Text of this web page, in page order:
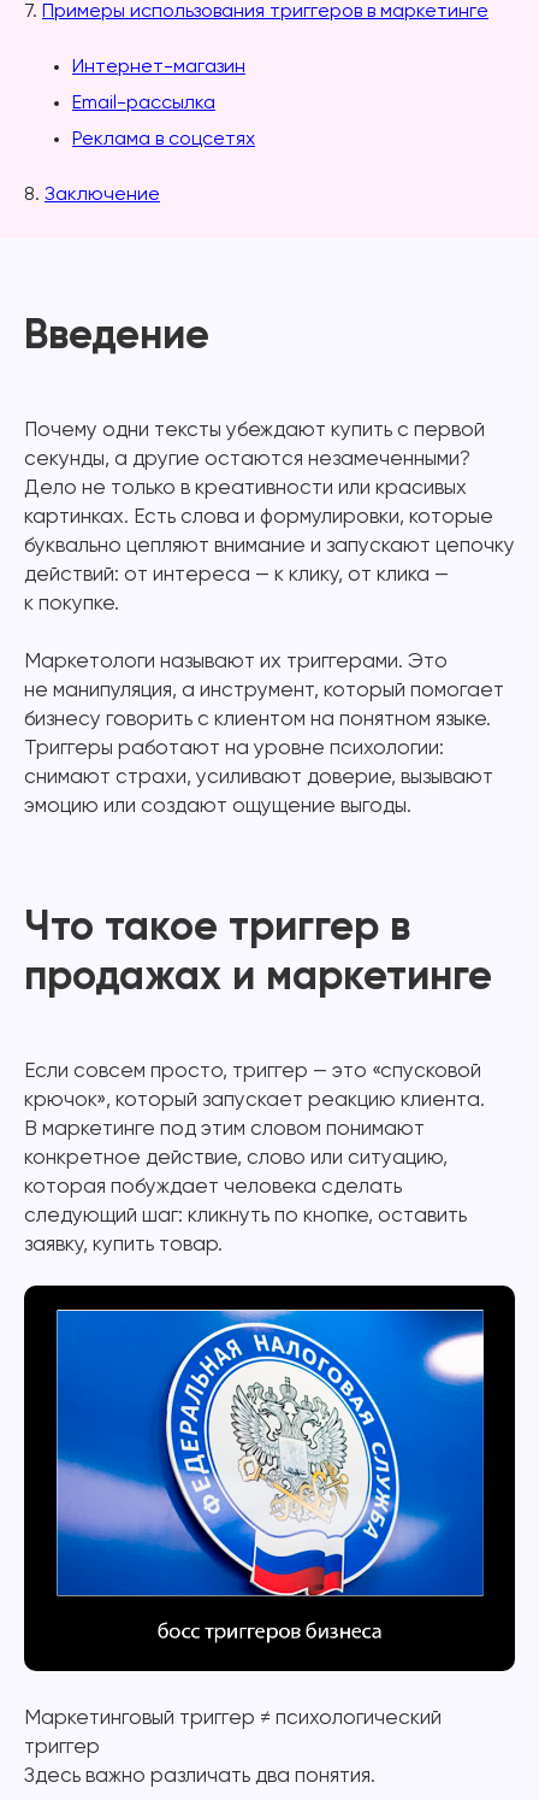
7. Примеры использования триггеров в маркетинге
Интернет-магазин
Email-рассылка
Реклама в соцсетях
8. Заключение
Введение
Почему одни тексты убеждают купить с первой
секунды, а другие остаются незамеченными?
Дело не только в креативности или красивых
картинках. Есть слова и формулировки, которые
буквально цепляют внимание и запускают цепочку
действий: от интереса — к клику, от клика —
к покупке.
Маркетологи называют их триггерами. Это
не манипуляция, а инструмент, который помогает
бизнесу говорить с клиентом на понятном языке.
Триггеры работают на уровне психологии:
снимают страхи, усиливают доверие, вызывают
эмоцию или создают ощущение выгоды.
Что такое триггер в
продажах и маркетинге
Если совсем просто, триггер — это «спусковой
крючок», который запускает реакцию клиента.
В маркетинге под этим словом понимают
конкретное действие, слово или ситуацию,
которая побуждает человека сделать
следующий шаг: кликнуть по кнопке, оставить
заявку, купить товар.
Маркетинговый триггер ≠ психологический
триггер
Здесь важно различать два понятия.